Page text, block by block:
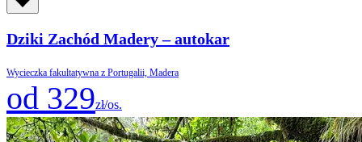
Dziki Zachód Madery – autokar
Wycieczka fakultatywna z Portugalii, Madera
od 329zł/os.